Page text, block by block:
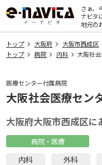
さぁ、
ナビタ
地元の
トップ 大阪府 大阪市西成区
トップ
病院 内科 大阪社
医療センター付属病院
大阪社会医療セン
大阪府大阪市西成区に
病院・医療
内科 外科